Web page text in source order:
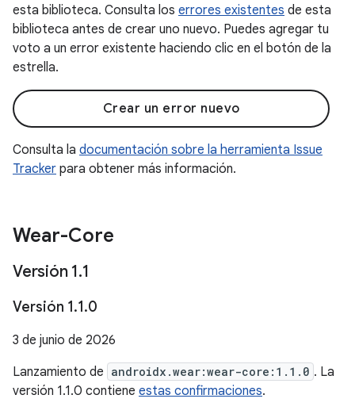
esta biblioteca. Consulta los errores existentes de esta
biblioteca antes de crear uno nuevo. Puedes agregar tu
voto a un error existente haciendo clic en el botón de la
estrella.
Crear un error nuevo
Consulta la documentación sobre la herramienta Issue
Tracker para obtener más información.
Wear-Core
Versión 1.1
Versión 1.1.0
3 de junio de 2026
Lanzamiento de androidx.wear:wear-core:1.1.0 . La
versión 1.1.0 contiene estas confirmaciones.